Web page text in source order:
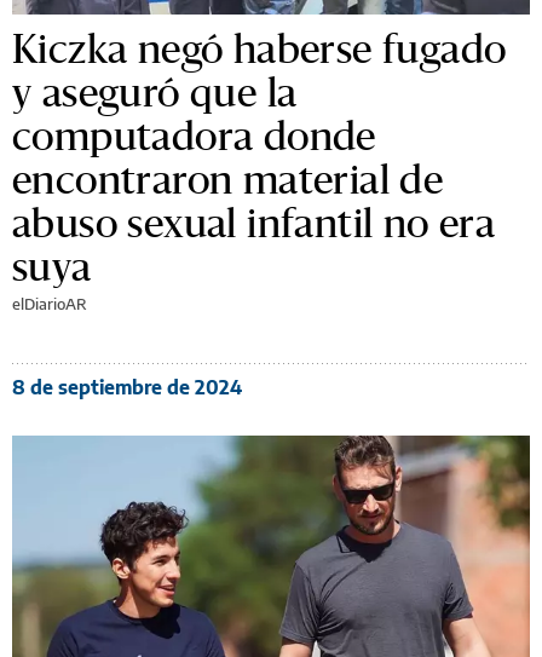
Kiczka negó haberse fugado
y aseguró que la
computadora donde
encontraron material de
abuso sexual infantil no era
suya
elDiarioAR
8 de septiembre de 2024